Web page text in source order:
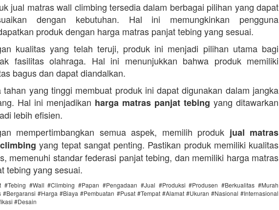
jual matras wall climbing tersedia dalam berbagai pilihan yang dapat
dengan kebutuhan. Hal ini memungkinkan pengguna
produk dengan harga matras panjat tebing yang sesuai.
kualitas yang telah teruji, produk ini menjadi pilihan utama bagi
fasilitas olahraga. Hal ini menunjukkan bahwa produk memiliki
bagus dan dapat diandalkan.
tahan yang tinggi membuat produk ini dapat digunakan dalam jangka
Hal ini menjadikan harga matras panjat tebing yang ditawarkan
lebih efisien.
mempertimbangkan semua aspek, memilih produk jual matras
yang tepat sangat penting. Pastikan produk memiliki kualitas
memenuhi standar federasi panjat tebing, dan memiliki harga matras
tebing yang sesuai.
#Tebing #Wall #Climbing #Papan #Pengadaan #Jual #Produksi #Produsen #Berkualitas #Murah
#Bergaransi #Harga #Biaya #Pembuatan #Pusat #Tempat #Alamat #Ukuran #Nasional #Internasional
#Desain